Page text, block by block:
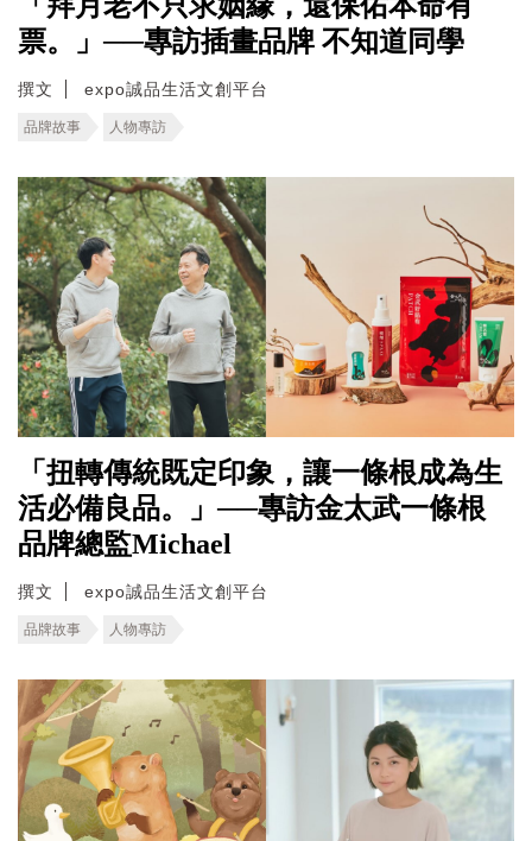
票。」──專訪插畫品牌 不知道同學
撰文 expo誠品生活文創平台
品牌故事 人物專訪
「扭轉傳統既定印象，讓一條根成為生
活必備良品。」──專訪金太武一條根
品牌總監Michael
撰文 expo誠品生活文創平台
品牌故事 人物專訪